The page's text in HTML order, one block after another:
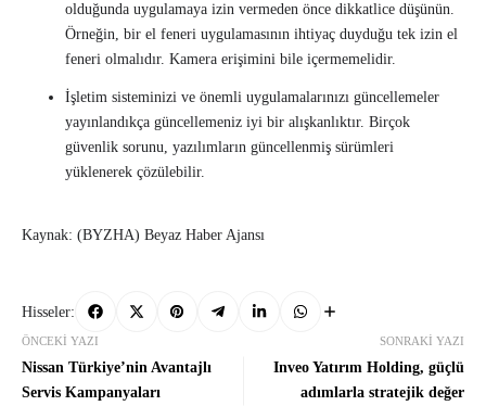
olduğunda uygulamaya izin vermeden önce dikkatlice düşünün.
Örneğin, bir el feneri uygulamasının ihtiyaç duyduğu tek izin el
feneri olmalıdır. Kamera erişimini bile içermemelidir.
İşletim sisteminizi ve önemli uygulamalarınızı güncellemeler
yayınlandıkça güncellemeniz iyi bir alışkanlıktır. Birçok
güvenlik sorunu, yazılımların güncellenmiş sürümleri
yüklenerek çözülebilir.
Kaynak: (BYZHA) Beyaz Haber Ajansı
Hisseler:
ÖNCEKI YAZI
Nissan Türkiye’nin Avantajlı
Servis Kampanyaları
SONRAKI YAZI
Inveo Yatırım Holding, güçlü
adımlarla stratejik değer